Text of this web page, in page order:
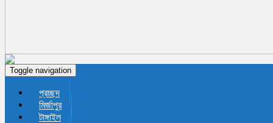
Toggle navigation
প্রচ্ছদ
মির্জাপুর
টাঙ্গাইল